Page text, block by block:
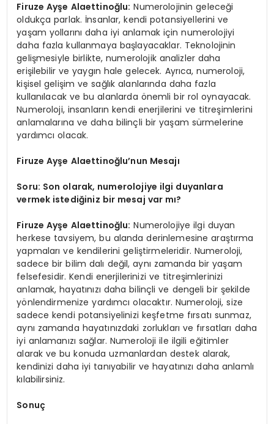
Firuze Ayşe Alaettinoğlu: Numerolojinin geleceği
oldukça parlak. İnsanlar, kendi potansiyellerini ve
yaşam yollarını daha iyi anlamak için numerolojiyi
daha fazla kullanmaya başlayacaklar. Teknolojinin
gelişmesiyle birlikte, numerolojik analizler daha
erişilebilir ve yaygın hale gelecek. Ayrıca, numeroloji,
kişisel gelişim ve sağlık alanlarında daha fazla
kullanılacak ve bu alanlarda önemli bir rol oynayacak.
Numeroloji, insanların kendi enerjilerini ve titreşimlerini
anlamalarına ve daha bilinçli bir yaşam sürmelerine
yardımcı olacak.
Firuze Ayşe Alaettinoğlu’nun Mesajı
Soru: Son olarak, numerolojiye ilgi duyanlara
vermek istediğiniz bir mesaj var mı?
Firuze Ayşe Alaettinoğlu: Numerolojiye ilgi duyan
herkese tavsiyem, bu alanda derinlemesine araştırma
yapmaları ve kendilerini geliştirmeleridir. Numeroloji,
sadece bir bilim dalı değil, aynı zamanda bir yaşam
felsefesidir. Kendi enerjilerinizi ve titreşimlerinizi
anlamak, hayatınızı daha bilinçli ve dengeli bir şekilde
yönlendirmenize yardımcı olacaktır. Numeroloji, size
sadece kendi potansiyelinizi keşfetme fırsatı sunmaz,
aynı zamanda hayatınızdaki zorlukları ve fırsatları daha
iyi anlamanızı sağlar. Numeroloji ile ilgili eğitimler
alarak ve bu konuda uzmanlardan destek alarak,
kendinizi daha iyi tanıyabilir ve hayatınızı daha anlamlı
kılabilirsiniz.
Sonuç